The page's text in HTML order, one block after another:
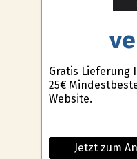
Gratis Lieferung
25€
Website.
Jetzt zum